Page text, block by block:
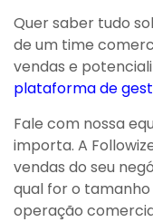
Quer saber tudo
de um time
vendas e
plataforma de
Fale com nossa
importa. A
vendas do seu
qual for o
operação